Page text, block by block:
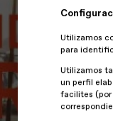
Utilizamos
para
Utilizamos
un perfil
facilites (por